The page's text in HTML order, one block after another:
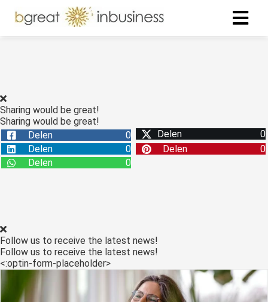
Sharing would be great!
Sharing would be great!
Delen
0 Delen
0
Delen
0 Delen
0
Delen
0
Follow us to receive the latest news!
Follow us to receive the latest news!
<:optin-form-placeholder>
gebruikt
deze